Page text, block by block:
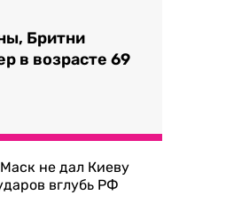
Бритни
в возрасте 69
не дал Киеву
вглубь РФ